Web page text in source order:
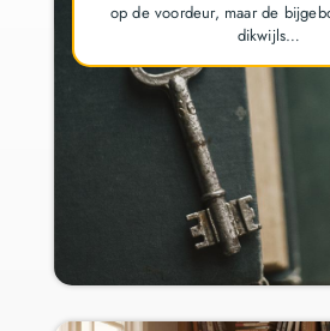
op de voordeur, maar de
dikwijls…